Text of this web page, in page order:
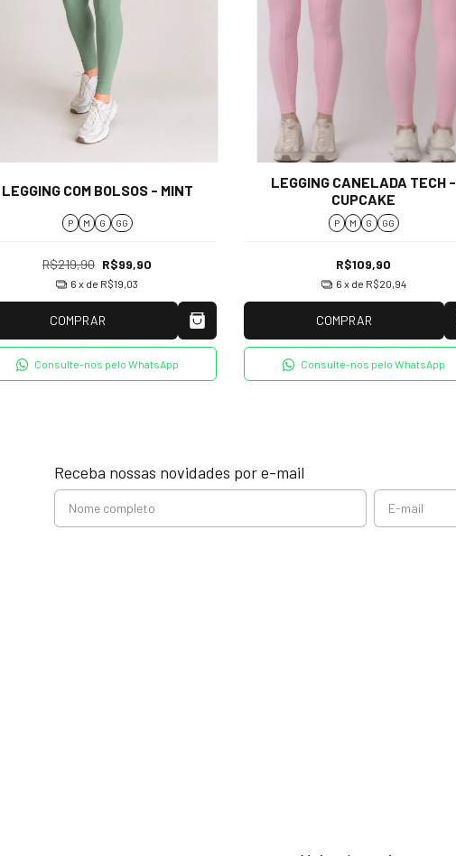
LEGGING COM BOLSOS - MINT
P M G GG
R$219,90 R$99,90
6 x de R$19,03
COMPRAR
Consulte-nos pelo WhatsApp
LEGGING CANELADA TECH -
CUPCAKE
P M G GG
R$109,90
6 x de R$20,94
COMPRAR
Consulte-nos pelo WhatsApp
Receba nossas novidades por e-mail